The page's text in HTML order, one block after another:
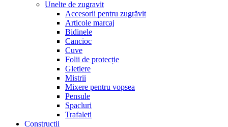
Unelte de zugravit
Accesorii pentru zugrăvit
Articole marcaj
Bidinele
Cancioc
Cuve
Folii de protecție
Gletiere
Mistrii
Mixere pentru vopsea
Pensule
Spacluri
Trafaleti
Constructii